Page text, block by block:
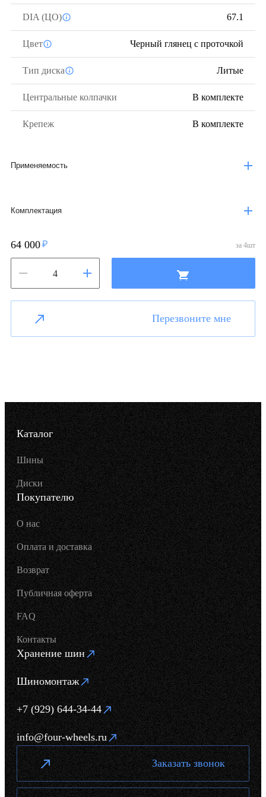
DIA (ЦО) 67.1
Цвет Черный глянец с проточкой
Тип диска Литые
Центральные колпачки В комплекте
Крепеж В комплекте
Применяемость
Комплектация
64 000 за 4шт
Перезвоните мне
Каталог
Шины
Диски
Покупателю
О нас
Оплата и доставка
Возврат
Публичная оферта
FAQ
Контакты
Хранение шин
Шиномонтаж
+7 (929) 644-34-44
info@four-wheels.ru
Заказать звонок